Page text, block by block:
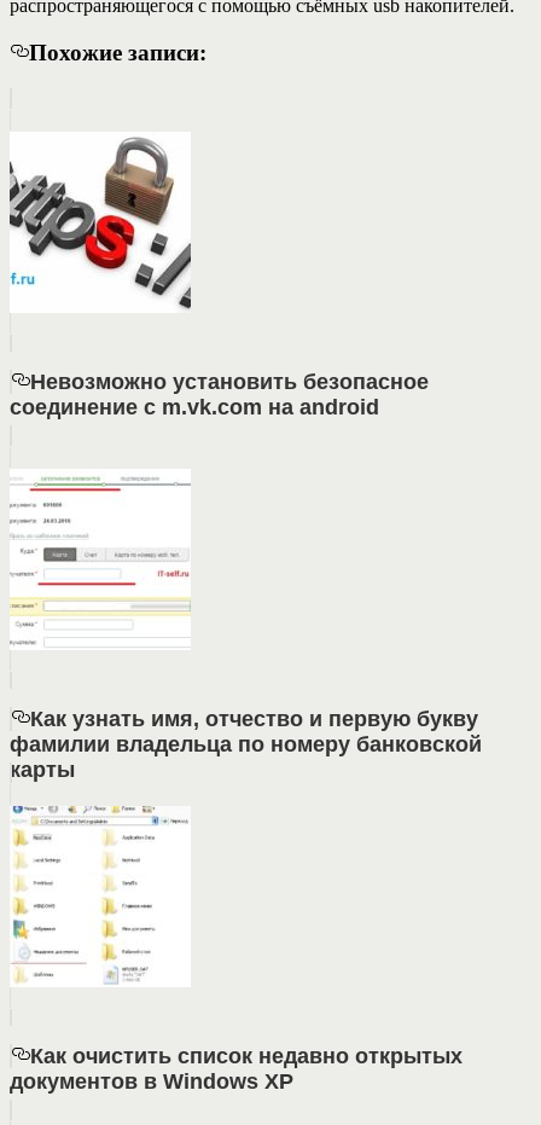
распространяющегося с помощью съёмных usb накопителей.
Похожие записи:
Невозможно установить безопасное
соединение с m.vk.com на android
Как узнать имя, отчество и первую букву
фамилии владельца по номеру банковской
карты
Как очистить список недавно открытых
документов в Windows XP